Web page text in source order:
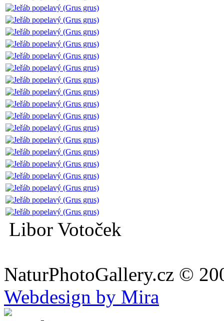
Libor Votoček
NaturPhotoGallery.cz ©
Webdesign by Mira